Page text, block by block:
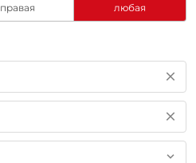
правая любая